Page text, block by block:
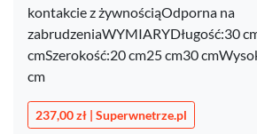
kontakcie z żywnościąOdporna na
zabrudzeniaWYMIARYDługość:30
cmSzerokość:20 cm25 cm30
cm
237,00 zł | Superwnetrze.pl